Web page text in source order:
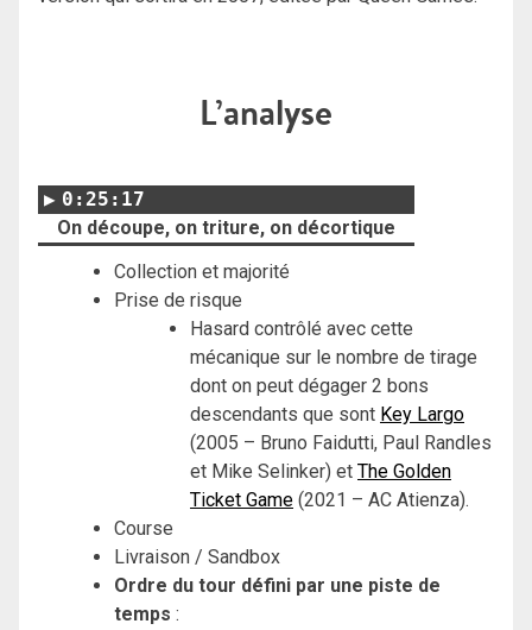
L’analyse
0:25:17
On découpe, on triture, on décortique
Collection et majorité
Prise de risque
Hasard contrôlé avec cette
mécanique sur le nombre de tirage
dont on peut dégager 2 bons
descendants que sont Key Largo
(2005 – Bruno Faidutti, Paul Randles
et Mike Selinker) et The Golden
Ticket Game (2021 – AC Atienza).
Course
Livraison / Sandbox
Ordre du tour défini par une piste de
temps :